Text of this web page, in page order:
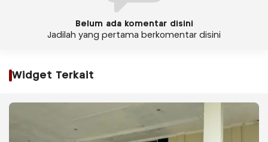
Belum ada komentar disini
Jadilah yang pertama berkomentar disini
Widget Terkait